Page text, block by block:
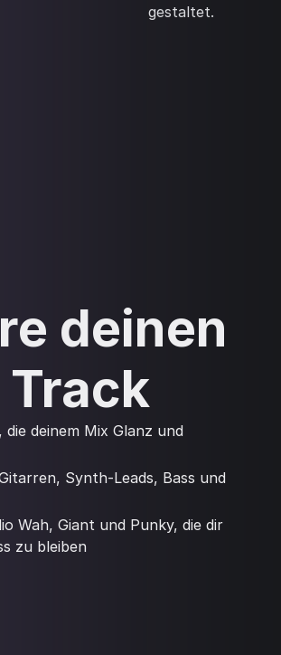
gestaltet.
deinen
deinem Mix Glanz und
Synth-Leads, Bass und
Wah, Giant und Punky, die dir
zu bleiben